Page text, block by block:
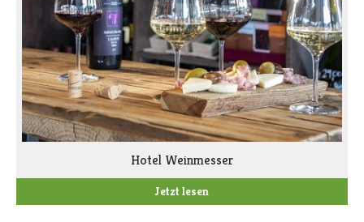
Hotel Weinmesser
Jetzt lesen